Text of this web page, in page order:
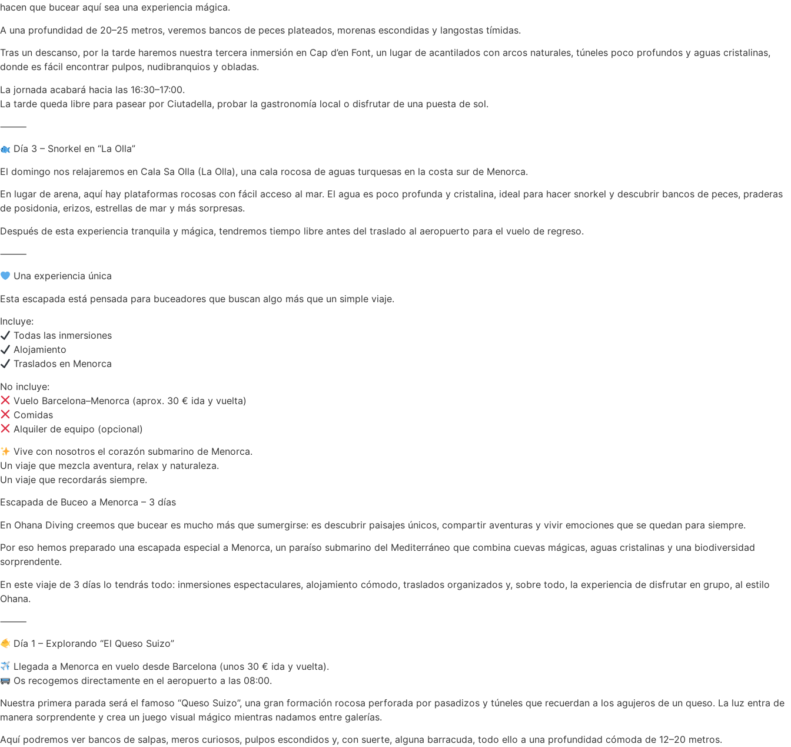
hacen que bucear aquí sea una experiencia mágica.
A una profundidad de 20–25 metros, veremos bancos de peces plateados, morenas escondidas y langostas tímidas.
Tras un descanso, por la tarde haremos nuestra tercera inmersión en Cap d’en Font, un lugar de acantilados con arcos naturales, túneles poco profundos y aguas cristalinas,
donde es fácil encontrar pulpos, nudibranquios y obladas.
La jornada acabará hacia las 16:30–17:00.
La tarde queda libre para pasear por Ciutadella, probar la gastronomía local o disfrutar de una puesta de sol.
⸻
Día 3 – Snorkel en “La Olla”
El domingo nos relajaremos en Cala Sa Olla (La Olla), una cala rocosa de aguas turquesas en la costa sur de Menorca.
En lugar de arena, aquí hay plataformas rocosas con fácil acceso al mar. El agua es poco profunda y cristalina, ideal para hacer snorkel y descubrir bancos de peces, praderas
de posidonia, erizos, estrellas de mar y más sorpresas.
Después de esta experiencia tranquila y mágica, tendremos tiempo libre antes del traslado al aeropuerto para el vuelo de regreso.
⸻
Una experiencia única
Esta escapada está pensada para buceadores que buscan algo más que un simple viaje.
Incluye:
Todas las inmersiones
Alojamiento
Traslados en Menorca
No incluye:
Vuelo Barcelona–Menorca (aprox. 30 € ida y vuelta)
Comidas
Alquiler de equipo (opcional)
Vive con nosotros el corazón submarino de Menorca.
Un viaje que mezcla aventura, relax y naturaleza.
Un viaje que recordarás siempre.
Escapada de Buceo a Menorca – 3 días
En Ohana Diving creemos que bucear es mucho más que sumergirse: es descubrir paisajes únicos, compartir aventuras y vivir emociones que se quedan para siempre.
Por eso hemos preparado una escapada especial a Menorca, un paraíso submarino del Mediterráneo que combina cuevas mágicas, aguas cristalinas y una biodiversidad
sorprendente.
En este viaje de 3 días lo tendrás todo: inmersiones espectaculares, alojamiento cómodo, traslados organizados y, sobre todo, la experiencia de disfrutar en grupo, al estilo
Ohana.
⸻
Día 1 – Explorando “El Queso Suizo”
Llegada a Menorca en vuelo desde Barcelona (unos 30 € ida y vuelta).
Os recogemos directamente en el aeropuerto a las 08:00.
Nuestra primera parada será el famoso “Queso Suizo”, una gran formación rocosa perforada por pasadizos y túneles que recuerdan a los agujeros de un queso. La luz entra de
manera sorprendente y crea un juego visual mágico mientras nadamos entre galerías.
Aquí podremos ver bancos de salpas, meros curiosos, pulpos escondidos y, con suerte, alguna barracuda, todo ello a una profundidad cómoda de 12–20 metros.